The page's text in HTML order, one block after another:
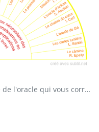
Un oracle fait pour moi ? Recherche de l'oracle qui vous correspond, oracle en utilisation intuitive ou avec livret explicatif